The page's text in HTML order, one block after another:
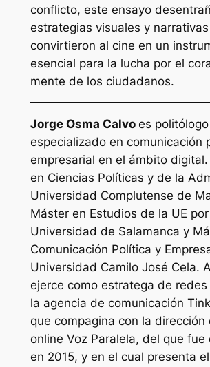
conflicto, este ensayo
estrategias visuales y
convirtieron al cine en un
esencial para la lucha por el
mente de los ciudadanos.
Jorge Osma Calvo es politólogo
especializado en comunicación
empresarial en el ámbito
en Ciencias Políticas y de la
Universidad Complutense de
Máster en Estudios de la UE
Universidad de Salamanca y
Comunicación Política y
Universidad Camilo José Cela.
ejerce como estratega de redes
la agencia de comunicación
que compagina con la dirección
online Voz Paralela, del que fue
en 2015, y en el cual presenta